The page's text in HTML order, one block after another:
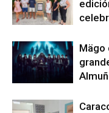
Mägo